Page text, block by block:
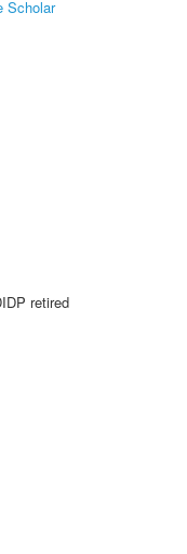
Scholar
retired